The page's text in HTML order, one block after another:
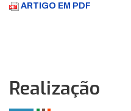
ARTIGO EM PDF
Realização